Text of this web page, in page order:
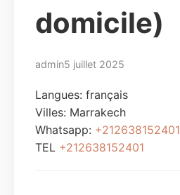
domicile)
admin5 juillet 2025
Langues: français
Villes: Marrakech
Whatsapp: +212638152401
TEL +212638152401